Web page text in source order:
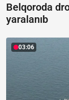
Belqoroda
yaralanıb
03:06